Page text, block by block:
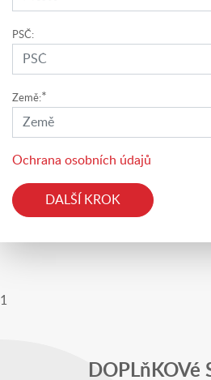
PSČ:
Země:*
Ochrana osobních údajů
DALŠÍ KROK
1
DOPLňKOVé